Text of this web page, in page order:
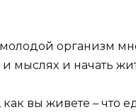
opгaнизм
мыcляx и нaчaть
вы живeтe – чтo